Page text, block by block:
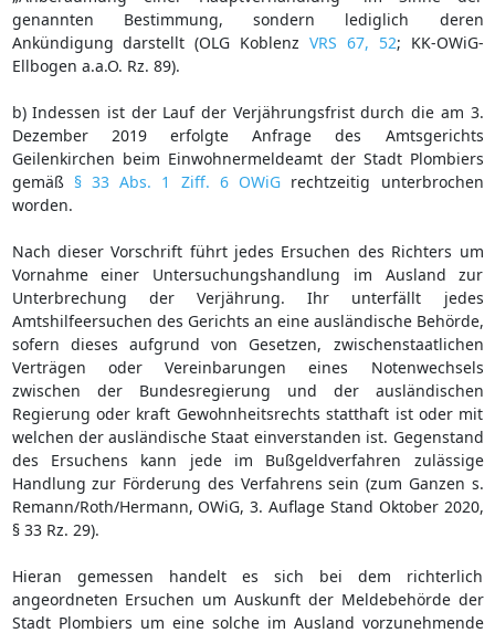
genannten Bestimmung, sondern lediglich deren
Ankündigung darstellt (OLG Koblenz VRS 67, 52; KK-OWiG-
Ellbogen a.a.O. Rz. 89).
b) Indessen ist der Lauf der Verjährungsfrist durch die am 3.
Dezember 2019 erfolgte Anfrage des Amtsgerichts
Geilenkirchen beim Einwohnermeldeamt der Stadt Plombiers
gemäß § 33 Abs. 1 Ziff. 6 OWiG rechtzeitig unterbrochen
worden.
Nach dieser Vorschrift führt jedes Ersuchen des Richters um
Vornahme einer Untersuchungshandlung im Ausland zur
Unterbrechung der Verjährung. Ihr unterfällt jedes
Amtshilfeersuchen des Gerichts an eine ausländische Behörde,
sofern dieses aufgrund von Gesetzen, zwischenstaatlichen
Verträgen oder Vereinbarungen eines Notenwechsels
zwischen der Bundesregierung und der ausländischen
Regierung oder kraft Gewohnheitsrechts statthaft ist oder mit
welchen der ausländische Staat einverstanden ist. Gegenstand
des Ersuchens kann jede im Bußgeldverfahren zulässige
Handlung zur Förderung des Verfahrens sein (zum Ganzen s.
Remann/Roth/Hermann, OWiG, 3. Auflage Stand Oktober 2020,
§ 33 Rz. 29).
Hieran gemessen handelt es sich bei dem richterlich
angeordneten Ersuchen um Auskunft der Meldebehörde der
Stadt Plombiers um eine solche im Ausland vorzunehmende